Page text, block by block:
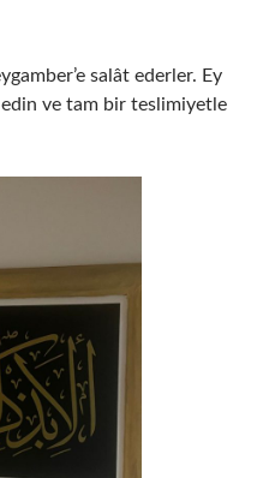
salât ederler. Ey
ve tam bir teslimiyetle